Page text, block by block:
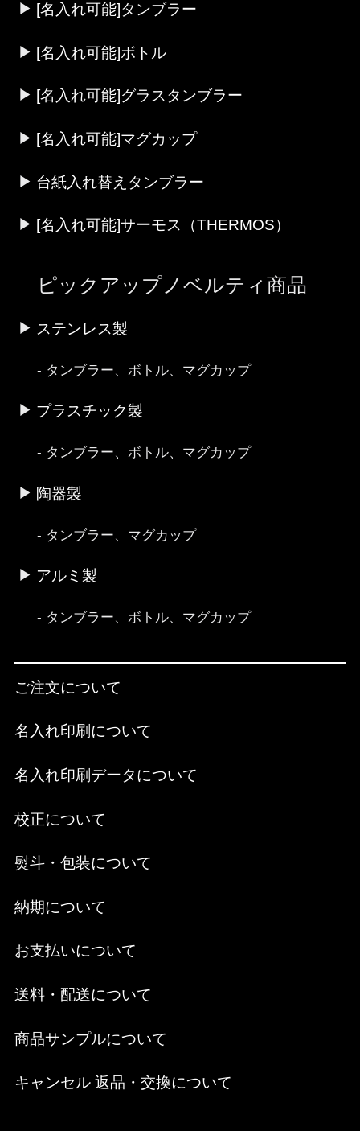
[名入れ可能]タンブラー
[名入れ可能]ボトル
[名入れ可能]グラスタンブラー
[名入れ可能]マグカップ
台紙入れ替えタンブラー
[名入れ可能]サーモス（THERMOS）
ピックアップノベルティ商品
ステンレス製
タンブラー、ボトル、マグカップ
プラスチック製
タンブラー、ボトル、マグカップ
陶器製
タンブラー、マグカップ
アルミ製
タンブラー、ボトル、マグカップ
ご注文について
名入れ印刷について
名入れ印刷データについて
校正について
熨斗・包装について
納期について
お支払いについて
送料・配送について
商品サンプルについて
キャンセル 返品・交換について